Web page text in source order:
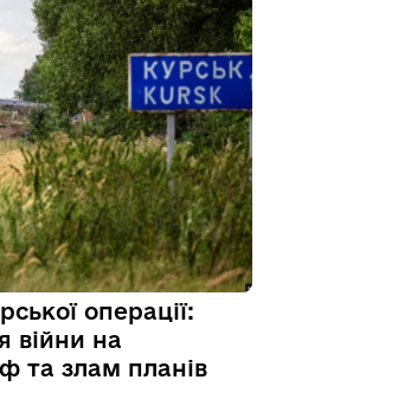
операції:
війни на
та злам планів